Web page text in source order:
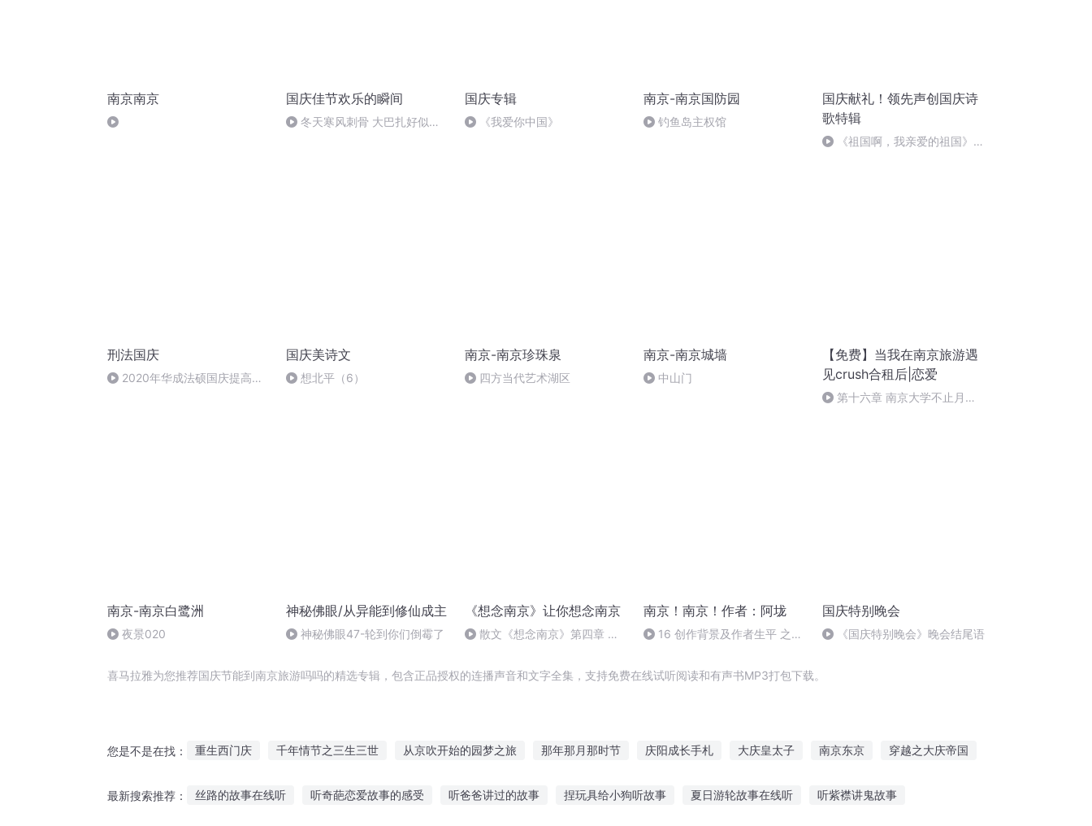
南京南京 国庆佳节欢乐的瞬间
冬天寒风刺骨 大巴扎好似温
国庆专辑
《我爱你中国》
南京-南京国防园
钓鱼岛主权馆
国庆献礼！领先声创国庆诗
歌特辑
《祖国啊，我亲爱的祖国》温
刑法国庆
2020年华成法硕国庆提高班
国庆美诗文
想北平（6）
南京-南京珍珠泉
四方当代艺术湖区
南京-南京城墙
中山门
【免费】当我在南京旅游遇
见crush合租后|恋爱
第十六章 南京大学不止月光
南京-南京白鹭洲
夜景020
神秘佛眼/从异能到修仙成主
神秘佛眼47-轮到你们倒霉了
《想念南京》让你想念南京
散文《想念南京》第四章 文/
南京！南京！作者：阿垅
16 创作背景及作者生平 之三
国庆特别晚会
《国庆特别晚会》晚会结尾语
喜马拉雅为您推荐国庆节能到南京旅游吗吗的精选专辑，包含正品授权的连播声音和文字全集，支持免费在线试听阅读和有声书MP3打包下载。
您是不是在找： 重生西门庆 千年情节之三生三世 从京吹开始的园梦之旅 那年那月那时节 庆阳成长手札 大庆皇太子 南京东京 穿越之大庆帝国
最新搜索推荐： 丝路的故事在线听 听奇葩恋爱故事的感受 听爸爸讲过的故事 捏玩具给小狗听故事 夏日游轮故事在线听 听紫襟讲鬼故事